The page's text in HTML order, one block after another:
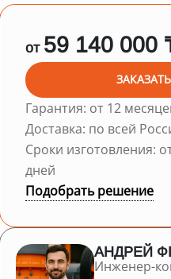
от 59 140 000
ЗАКАЗАТЬ
Гарантия: от 12
Доставка: по всей
Сроки изготовления:
дней
Подобрать решение
АНДРЕЙ
Инженер-